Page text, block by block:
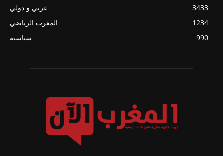
عربي و دولي
3433
المغرب الرياضي
1234
سياسية
990